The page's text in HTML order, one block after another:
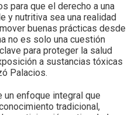
para que el derecho a una
y nutritiva sea una realidad
buenas prácticas desde
no es solo una cuestión
para proteger la salud
a sustancias tóxicas
Palacios.
un enfoque integral que
tradicional,